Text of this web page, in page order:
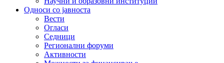
Односи со јавноста
Вести
Огласи
Седници
Регионални форуми
Активности